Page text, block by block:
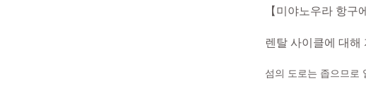
【미야노우라 항구
렌탈 사이클에 대해
섬의 도로는 좁으므로